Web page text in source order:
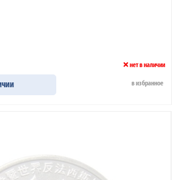
нет в наличии
в избранное